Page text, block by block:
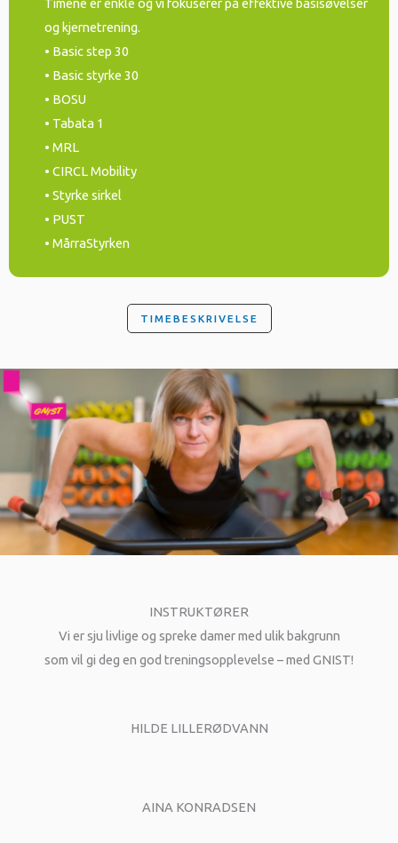
Timene er enkle og vi fokuserer på effektive basisøvelser
og kjernetrening.
• Basic step 30
• Basic styrke 30
• BOSU
• Tabata 1
• MRL
• CIRCL Mobility
• Styrke sirkel
• PUST
• MårraStyrken
TIMEBESKRIVELSE
INSTRUKTØRER
Vi er sju livlige og spreke damer med ulik bakgrunn
som vil gi deg en god treningsopplevelse – med GNIST!
HILDE LILLERØDVANN
AINA KONRADSEN